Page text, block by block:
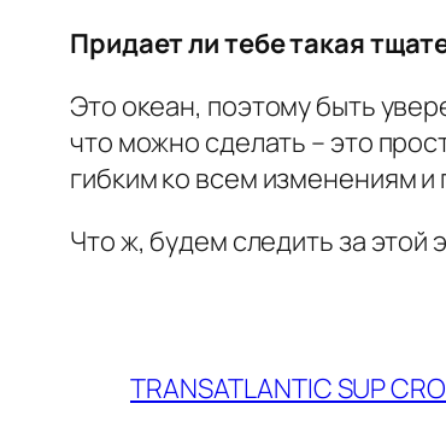
Придает ли тебе такая
Это океан, поэтому быть
что можно сделать – это
гибким ко всем изменениям
Что ж, будем следить за
TRANSATLANTIC SUP